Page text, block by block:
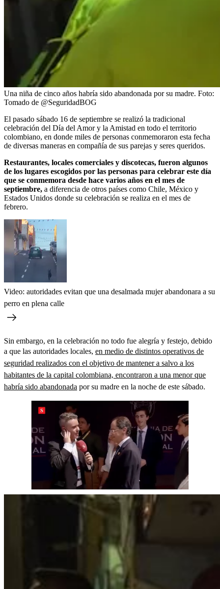
Una niña de cinco años habría sido abandonada por su madre. Foto:
Tomado de @SeguridadBOG
El pasado sábado 16 de septiembre se realizó la tradicional
celebración del Día del Amor y la Amistad en todo el territorio
colombiano, en donde miles de personas conmemoraron esta fecha
de diversas maneras en compañía de sus parejas y seres queridos.
Restaurantes, locales comerciales y discotecas, fueron algunos
de los lugares escogidos por las personas para celebrar este día
que se conmemora desde hace varios años en el mes de
septiembre, a diferencia de otros países como Chile, México y
Estados Unidos donde su celebración se realiza en el mes de
febrero.
Video: autoridades evitan que una desalmada mujer abandonara a su
perro en plena calle
Sin embargo, en la celebración no todo fue alegría y festejo, debido
a que las autoridades locales, en medio de distintos operativos de
seguridad realizados con el objetivo de mantener a salvo a los
habitantes de la capital colombiana, encontraron a una menor que
habría sido abandonada por su madre en la noche de este sábado.